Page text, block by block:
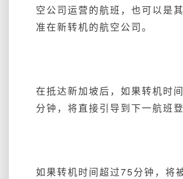
空公司运营的航班，也可以是
准在新转机的航空公司。
在抵达新加坡后，如果转机时
分钟，将直接引导到下一航班登
如果转机时间超过75分钟，将